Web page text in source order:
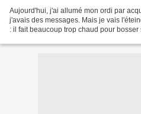
Aujourd'hui, j'ai allumé mon ordi par
j'avais des messages. Mais je vais
: il fait beaucoup trop chaud pour